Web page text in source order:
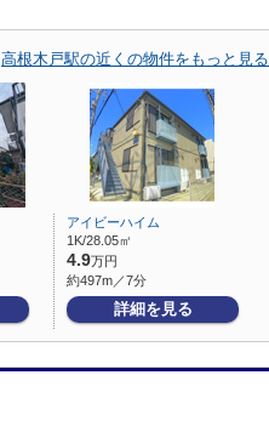
高根木戸駅の近くの物件をもっと見る
アイビーハイム
1K/28.05㎡
4.9万円
約497m／7分
詳細を見る